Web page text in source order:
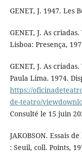
GENET, J. 1947. Les
GENET, J. As
Lisboa: Presença,
GENET, J. As
Paula Lima. 1974.
https://
de-teatro/
Consulté le 15 juin
JAKOBSON. Essais
: Seuil, coll. Points,